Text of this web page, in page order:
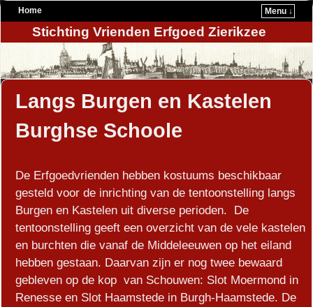
Home Menu ↓
Stichting Vrienden Erfgoed Zierikzee
Langs Burgen en Kastelen
Burghse Schoole
De Erfgoedvrienden hebben kostuums beschikbaar
gesteld voor de inrichting van de tentoonstelling langs
Burgen en Kastelen uit diverse perioden. De
tentoonstelling geeft een overzicht van de vele kastelen
en burchten die vanaf de Middeleeuwen op het eiland
hebben gestaan. Daarvan zijn er nog twee bewaard
gebleven op de kop van Schouwen: Slot Moermond in
Renesse en Slot Haamstede in Burgh-Haamstede. De